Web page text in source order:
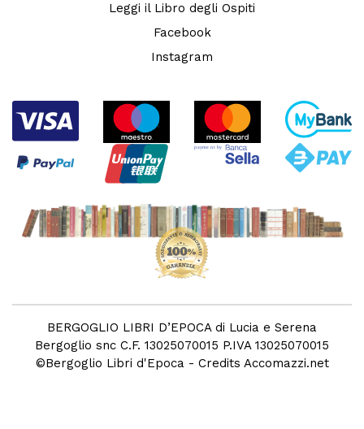
Leggi il Libro degli Ospiti
Facebook
Instagram
BERGOGLIO LIBRI D’EPOCA di Lucia e Serena
Bergoglio snc C.F. 13025070015 P.IVA 13025070015
©Bergoglio Libri d'Epoca - Credits Accomazzi.net